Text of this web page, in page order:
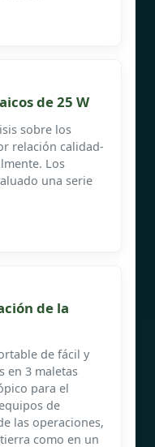
de 25 W
sobre los
relación calidad-
Los
una serie
de la
de fácil y
en 3 maletas
para el
de
las operaciones,
como en un